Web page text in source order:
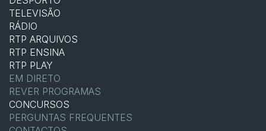
TELEVISÃO
RÁDIO
RTP ARQUIVOS
RTP ENSINA
RTP PLAY
EM DIRETO
REVER PROGRAMAS
CONCURSOS
PERGUNTAS FREQUENTES